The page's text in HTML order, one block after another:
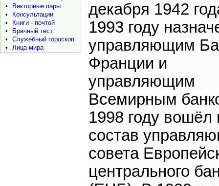
•
Векторные пары
•
Консультации
•
Книги - почтой
•
Брачный тест
•
Служебный гороскоп
•
Лица мира
декабря 1942
1993 году
управляющим
Франции и
управляющим
Всемирным
1998 году вошёл
состав
совета
центрального